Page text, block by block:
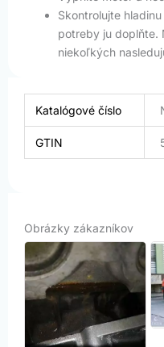
Skontrolujte
potreby ju doplňte.
niekoľkých
Katalógové číslo
GTIN
Obrázky zákazníkov